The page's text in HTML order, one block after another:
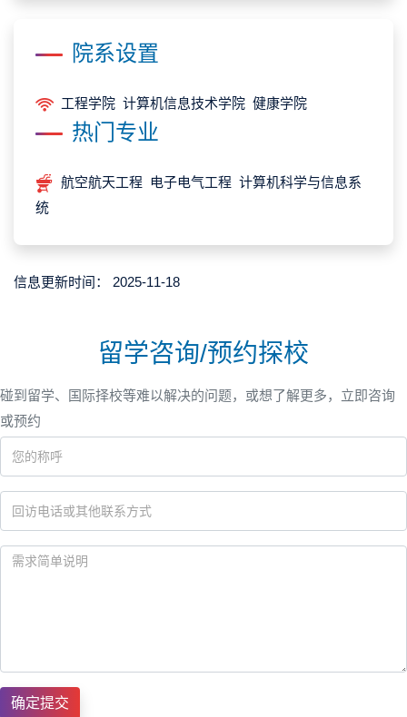
院系设置
工程学院 计算机信息技术学院 健康学院
热门专业
航空航天工程 电子电气工程 计算机科学与信息系
统
信息更新时间： 2025-11-18
留学咨询/预约探校
碰到留学、国际择校等难以解决的问题，或想了解更多，立即咨询
或预约